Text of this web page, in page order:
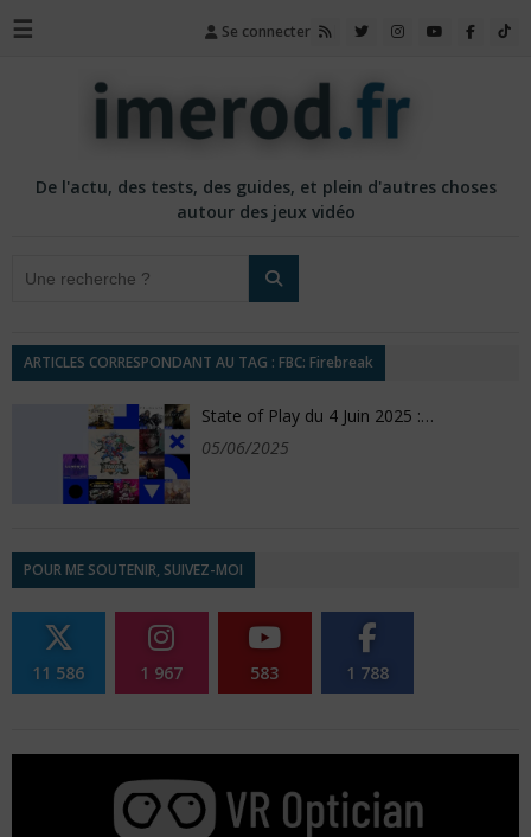
☰ Se connecter
De l'actu, des tests, des guides, et plein d'autres choses
autour des jeux vidéo
ARTICLES CORRESPONDANT AU TAG : FBC: Firebreak
State of Play du 4 Juin 2025 :…
05/06/2025
POUR ME SOUTENIR, SUIVEZ-MOI
11 586 1 967 583 1 788